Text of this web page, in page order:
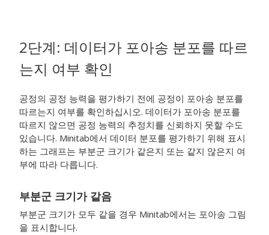
2단계: 데이터가 포아송 분포를 따르
는지 여부 확인
공정의 공정 능력을 평가하기 전에 공정이 포아송 분포를
따르는지 여부를 확인하십시오. 데이터가 포아송 분포를
따르지 않으면 공정 능력의 추정치를 신뢰하지 못할 수도
있습니다. Minitab에서 데이터 분포를 평가하기 위해 표시
하는 그래프는 부분군 크기가 같은지 또는 같지 않은지 여
부에 따라 다릅니다.
부분군 크기가 같음
부분군 크기가 모두 같을 경우 Minitab에서는 포아송 그림
을 표시합니다.